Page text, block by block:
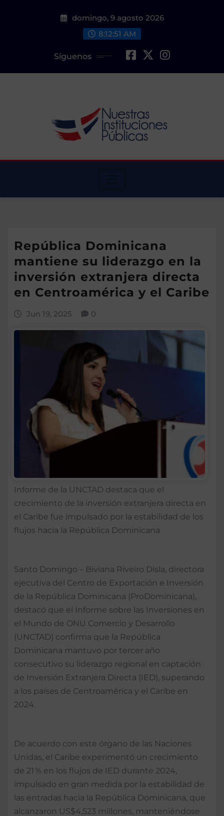
domingo, 9 agosto 2026
8:12:52 AM
Síguenos
República Dominicana
mantiene su liderazgo en la
inversión extranjera directa
en Centroamérica y el Caribe
Jun 19, 2025 0
Informe de la UNCTAD destaca que el
crecimiento de la inversión extranjera directa en
el Caribe fue impulsado por la estabilidad de los
flujos hacia la República Dominicana
Santo Domingo – Biviana Riveiro Disla, directora
ejecutiva del Centro de Exportación e Inversión
de la República Dominicana (ProDominicana),
destacó que el Informe sobre las Inversiones en
el Mundo de ONU Comercio y Desarrollo
(UNCTAD) confirma que la República
Dominicana mantuvo por tercer año
consecutivo su liderazgo regional en captación
de Inversión Extranjera Directa (IED), superando
a los países de Centroamérica y el Caribe en
2024.
De acuerdo con este órgano de las Naciones
Unidas, el Caribe experimentó un crecimiento
de 21 % en los flujos de IED durante 2024,
impulsado en gran medida por la estabilidad de
las entradas hacia la República Dominicana, que
alcanzaron US$4,523 millones, manteniéndose